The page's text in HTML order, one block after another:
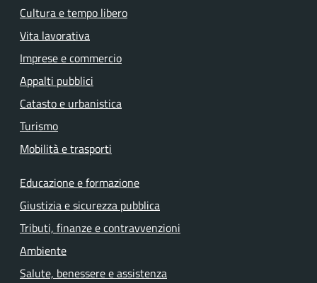
Cultura e tempo libero
Vita lavorativa
Imprese e commercio
Appalti pubblici
Catasto e urbanistica
Turismo
Mobilità e trasporti
Educazione e formazione
Giustizia e sicurezza pubblica
Tributi, finanze e contravvenzioni
Ambiente
Salute, benessere e assistenza